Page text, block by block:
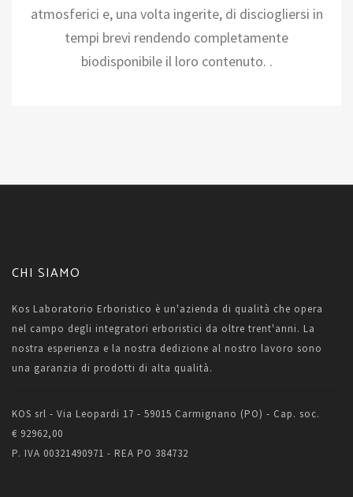
atmosferici e, una volta ingerite, di disciogliersi in
tempi brevi rendendo completamente
biodisponibile il loro contenuto. .
CHI SIAMO
Kos Laboratorio Erboristico è un'azienda di qualità che opera
nel campo degli integratori erboristici da oltre trent'anni. La
nostra esperienza e la nostra dedizione al nostro lavoro sono
una garanzia di prodotti di alta qualità.
KOS srl - Via Leopardi 17 - 59015 Carmignano (PO) - Cap. soc.
€ 92962,00
P. IVA 00321490971 - REA PO 384732